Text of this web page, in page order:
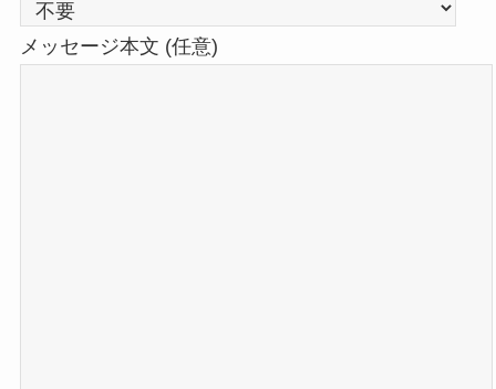
メッセージ本文 (任意)